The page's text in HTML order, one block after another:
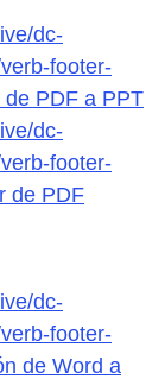
dc-
footer-
de PDF a PPT
dc-
footer-
de PDF
dc-
footer-
de Word a